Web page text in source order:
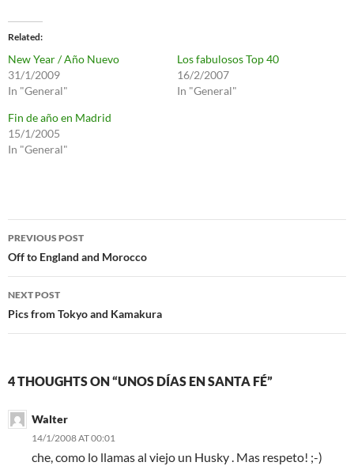
Related
New Year / Año Nuevo
31/1/2009
In "General"
Los fabulosos Top 40
16/2/2007
In "General"
Fin de año en Madrid
15/1/2005
In "General"
Post
navigation
PREVIOUS POST
Off to England and Morocco
NEXT POST
Pics from Tokyo and Kamakura
4 THOUGHTS ON “UNOS DÍAS EN SANTA FÉ”
Walter
14/1/2008 AT 00:01
che, como lo llamas al viejo un Husky . Mas respeto! ;-)